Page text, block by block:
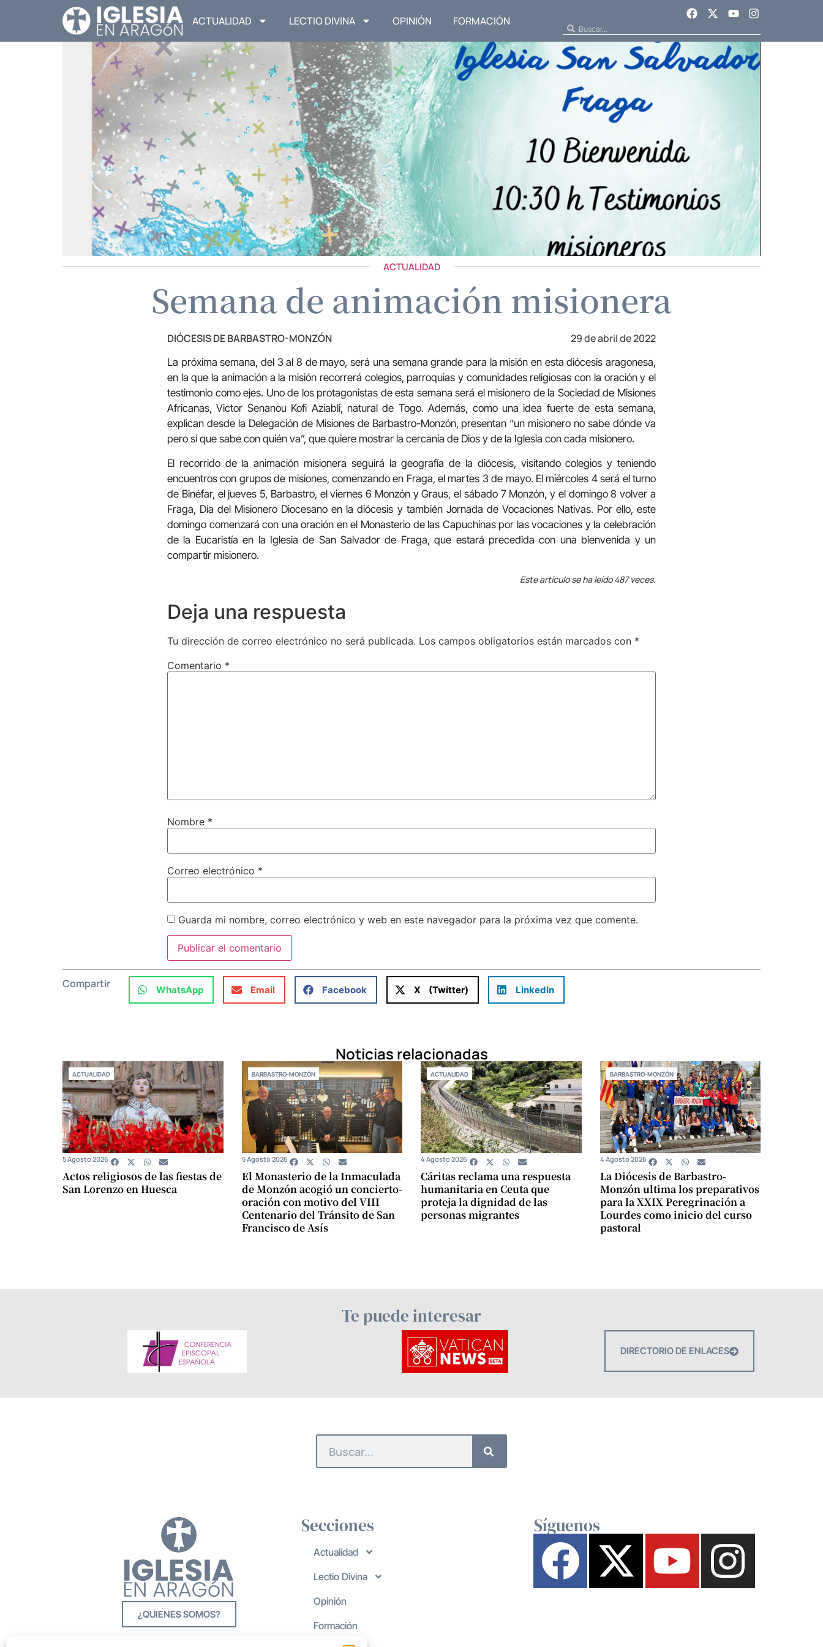
ACTUALIDAD LECTIO DIVINA OPINIÓN FORMACIÓN
ACTUALIDAD
Semana de animación misionera
DIÓCESIS DE BARBASTRO-MONZÓN 29 de abril de 2022
La próxima semana, del 3 al 8 de mayo, será una semana grande para la misión en esta diócesis aragonesa,
en la que la animación a la misión recorrerá colegios, parroquias y comunidades religiosas con la oración y el
testimonio como ejes. Uno de los protagonistas de esta semana será el misionero de la Sociedad de Misiones
Africanas, Victor Senanou Kofi Aziabli, natural de Togo. Además, como una idea fuerte de esta semana,
explican desde la Delegación de Misiones de Barbastro-Monzón, presentan “un misionero no sabe dónde va
pero sí que sabe con quién va”, que quiere mostrar la cercanía de Dios y de la Iglesia con cada misionero.
El recorrido de la animación misionera seguirá la geografía de la diócesis, visitando colegios y teniendo
encuentros con grupos de misiones, comenzando en Fraga, el martes 3 de mayo. El miércoles 4 será el turno
de Binéfar, el jueves 5, Barbastro, el viernes 6 Monzón y Graus, el sábado 7 Monzón, y el domingo 8 volver a
Fraga, Día del Misionero Diocesano en la diócesis y también Jornada de Vocaciones Nativas. Por ello, este
domingo comenzará con una oración en el Monasterio de las Capuchinas por las vocaciones y la celebración
de la Eucaristía en la Iglesia de San Salvador de Fraga, que estará precedida con una bienvenida y un
compartir misionero.
Este artículo se ha leído 487 veces.
Deja una respuesta
Tu dirección de correo electrónico no será publicada. Los campos obligatorios están marcados con *
Comentario *
Nombre *
Correo electrónico *
Guarda mi nombre, correo electrónico y web en este navegador para la próxima vez que comente.
Compartir WhatsApp Email Facebook X (Twitter) LinkedIn
Noticias relacionadas
ACTUALIDAD
Actos religiosos de las fiestas de
San Lorenzo en Huesca
5 Agosto 2026
BARBASTRO-MONZÓN
El Monasterio de la Inmaculada
de Monzón acogió un concierto-
oración con motivo del VIII
Centenario del Tránsito de San
Francisco de Asís
5 Agosto 2026
ACTUALIDAD
Cáritas reclama una respuesta
humanitaria en Ceuta que
proteja la dignidad de las
personas migrantes
4 Agosto 2026
BARBASTRO-MONZÓN
La Diócesis de Barbastro-
Monzón ultima los preparativos
para la XXIX Peregrinación a
Lourdes como inicio del curso
pastoral
4 Agosto 2026
Te puede interesar
DIRECTORIO DE ENLACES
¿QUIENES SOMOS?
Secciones
Actualidad
Lectio Divina
Opinión
Formación
Síguenos